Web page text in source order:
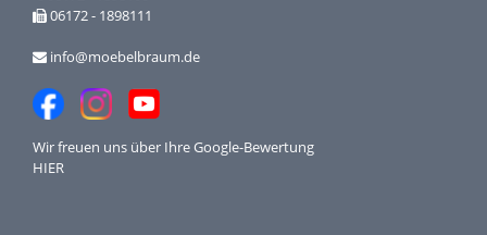
06172 - 1898111
info@moebelbraum.de
Wir freuen uns über IhreGoogle-Bewertung
HIER